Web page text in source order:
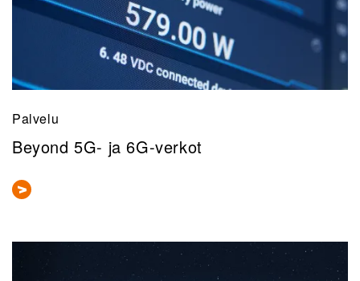
Palvelu
Beyond 5G- ja 6G-verkot